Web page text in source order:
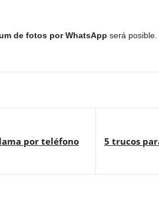
de fotos por WhatsApp será posible.
por teléfono
5 trucos